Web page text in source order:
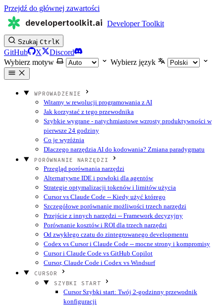
Przejdź do głównej zawartości
developertoolkit.ai Developer Toolkit
Szukaj CtrlK
GitHub X
Discord
Wybierz motyw
Wybierz język
WPROWADZENIE
Witamy w rewolucji programowania z AI
Jak korzystać z tego przewodnika
Szybkie wygrane - natychmiastowe wzrosty produktywności w
pierwsze 24 godziny
Co je wyróżnia
Dlaczego narzędzia AI do kodowania? Zmiana paradygmatu
PORÓWNANIE NARZĘDZI
Przegląd porównania narzędzi
Alternatywne IDE i powłoki dla agentów
Strategie optymalizacji tokenów i limitów użycia
Cursor vs Claude Code -- Kiedy użyć którego
Szczegółowe porównanie możliwości trzech narzędzi
Przejście z innych narzędzi -- Framework decyzyjny
Porównanie kosztów i ROI dla trzech narzędzi
Od zwykłego czatu do zintegrowanego developmentu
Codex vs Cursor i Claude Code -- mocne strony i kompromisy
Cursor i Claude Code vs GitHub Copilot
Cursor, Claude Code i Codex vs Windsurf
CURSOR
SZYBKI START
Cursor Szybki start: Twój 2-godzinny przewodnik
konfiguracji